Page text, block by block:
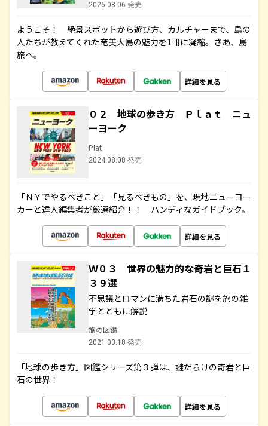
2026.08.06 発売
ようこそ！ 絶景スポットから遊び方、カルチャーまで、島の
人たちが教えてくれた奄美大島の魅力を1冊に凝縮。さあ、島
旅へ。
詳細を見る
０２ 地球の歩き方 Ｐｌａｔ ニュ
ーヨーク
Plat
2024.08.08 発売
「ＮＹでやるべきこと」「見るべきもの」を、現地ニューヨー
カーと達人編集者が厳選紹介！！ ハンディなガイドブック。
詳細を見る
Ｗ０３ 世界の魅力的な奇岩と巨石１
３９選
不思議とロマンに満ちた岩石の謎を旅の雑
学とともに解説
旅の図鑑
2021.03.18 発売
「地球の歩き方」図鑑シリーズ第３弾は、謎だらけの奇岩と巨
石の世界！
詳細を見る